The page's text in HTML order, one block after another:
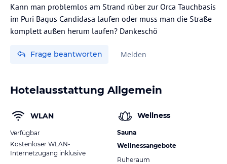
Kann man problemlos am Strand rüber zur Orca Tauchbasis
im Puri Bagus Candidasa laufen oder muss man die Straße
komplett außen herum laufen? Dankeschö
Frage beantworten Melden
Hotelausstattung Allgemein
WLAN
Verfügbar
Kostenloser WLAN-
Internetzugang inklusive
Wellness
Sauna
Wellnessangebote
Ruheraum